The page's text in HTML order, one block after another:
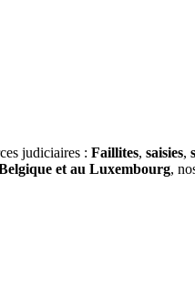
judiciaires : Faillites, saisies,
et au Luxembourg,